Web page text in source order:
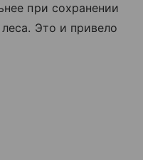
при сохранении
Это и привело